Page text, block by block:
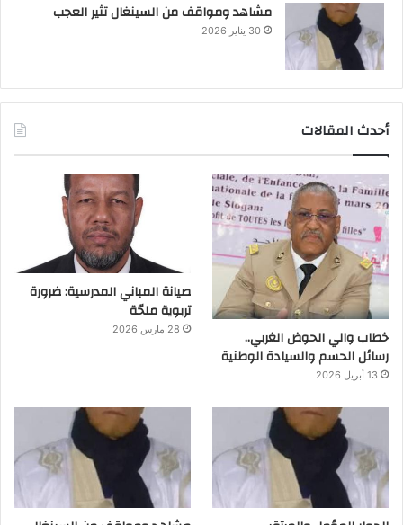
مشاهد ومواقف من السينغال تثير العجب
30 يناير 2026
أحدث المقالات
خطاب والي الحوض الغربي..
رسائل الحسم والسيادة الوطنية
13 أبريل 2026
صيانة المباني المدرسية: ضرورة
تربوية ملحّة
28 مارس 2026